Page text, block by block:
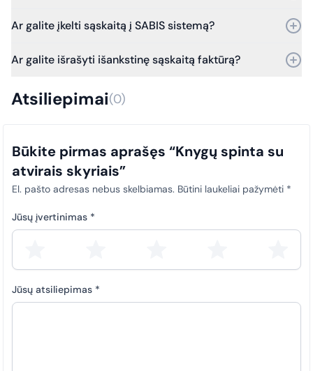
Bet jei praeis daugiau laiko – vis tiek kreipkitės, ir mes
Ar galite įkelti sąskaitą į SABIS sistemą?
Nuo 2025 m. sausio 1 d. visi viešosios įstaigos pirkimų
sistemą. Šis reikalavimas taikomas visiems pirkimams, siekiant
užtikrinti skaidrumą ir tinkamą atitiktį teisės aktų nuostatoms.
Ar galite išrašyti išankstinę sąskaitą faktūrą?
Atsiliepimai(0)
Būkite pirmas aprašęs “Knygų spinta su
atvirais skyriais”
El. pašto adresas nebus skelbiamas. Būtini laukeliai pažymėti *
Jūsų įvertinimas *
Jūsų atsiliepimas *